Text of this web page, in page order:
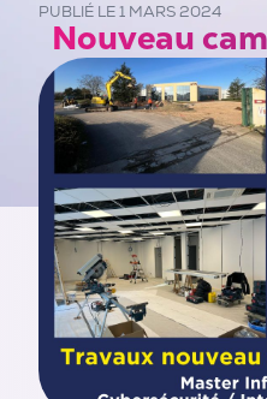
PUBLIÉ LE 1 MARS 2024
Nouveau